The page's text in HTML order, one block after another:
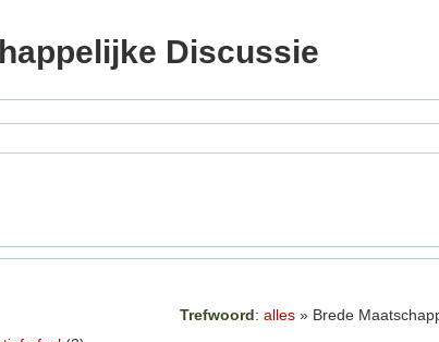
Discussie
Trefwoord: alles » Brede